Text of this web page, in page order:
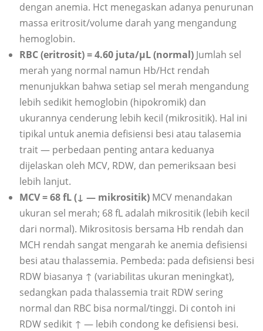
dengan anemia. Hct menegaskan adanya penurunan
massa eritrosit/volume darah yang mengandung
hemoglobin.
RBC (eritrosit) = 4.60 juta/µL (normal) Jumlah sel
merah yang normal namun Hb/Hct rendah
menunjukkan bahwa setiap sel merah mengandung
lebih sedikit hemoglobin (hipokromik) dan
ukurannya cenderung lebih kecil (mikrositik). Hal ini
tipikal untuk anemia defisiensi besi atau talasemia
trait — perbedaan penting antara keduanya
dijelaskan oleh MCV, RDW, dan pemeriksaan besi
lebih lanjut.
MCV = 68 fL (↓ — mikrositik) MCV menandakan
ukuran sel merah; 68 fL adalah mikrositik (lebih kecil
dari normal). Mikrositosis bersama Hb rendah dan
MCH rendah sangat mengarah ke anemia defisiensi
besi atau thalassemia. Pembeda: pada defisiensi besi
RDW biasanya ↑ (variabilitas ukuran meningkat),
sedangkan pada thalassemia trait RDW sering
normal dan RBC bisa normal/tinggi. Di contoh ini
RDW sedikit ↑ — lebih condong ke defisiensi besi.